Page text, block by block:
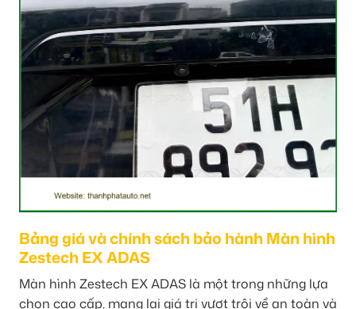
Bảng giá và chính sách bảo hành Màn hình
Zestech EX ADAS
Màn hình Zestech EX ADAS là một trong những lựa
chọn cao cấp, mang lại giá trị vượt trội về an toàn và